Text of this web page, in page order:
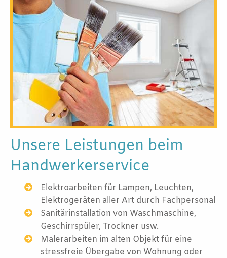
Unsere Leistungen beim
Handwerkerservice
Elektroarbeiten für Lampen, Leuchten,
Elektrogeräten aller Art durch Fachpersonal
Sanitärinstallation von Waschmaschine,
Geschirrspüler, Trockner usw.
Malerarbeiten im alten Objekt für eine
stressfreie Übergabe von Wohnung oder